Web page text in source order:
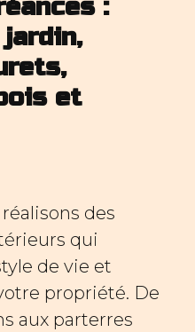
:
et
des
qui
de vie et
propriété. De
aux parterres